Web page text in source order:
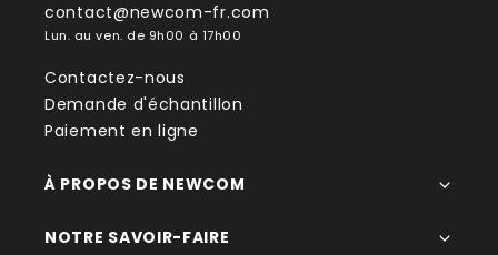
contact@newcom-fr.com
Lun. au ven. de 9h00 à 17h00
Contactez-nous
Demande d'échantillon
Paiement en ligne
À PROPOS DE NEWCOM
NOTRE SAVOIR-FAIRE